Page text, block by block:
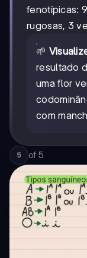
fenotípicas:
rugosas, 3
🌱
resultado
uma flor
com
5 of 5